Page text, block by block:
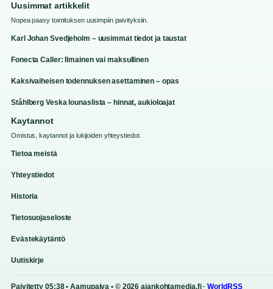
Uusimmat artikkelit
Nopea paasy toimituksen uusimpiin paivityksiin.
Karl Johan Svedjeholm – uusimmat tiedot ja taustat
Fonecta Caller: Ilmainen vai maksullinen
Kaksivaiheisen todennuksen asettaminen – opas
Ståhlberg Veska lounaslista – hinnat, aukioloajat
Kaytannot
Omistus, kaytannot ja lukijoiden yhteystiedot.
Tietoa meistä
Yhteystiedot
Historia
Tietosuojaseloste
Evästekäytäntö
Uutiskirje
Paivitetty 05:38 • Aamupaiva • © 2026 ajankohtamedia.fi ·WorldRSS